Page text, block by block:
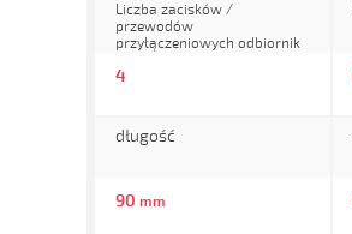
Liczba zacisków /
przewodów
przyłączeniowych odbiornik
4
długość
90 mm